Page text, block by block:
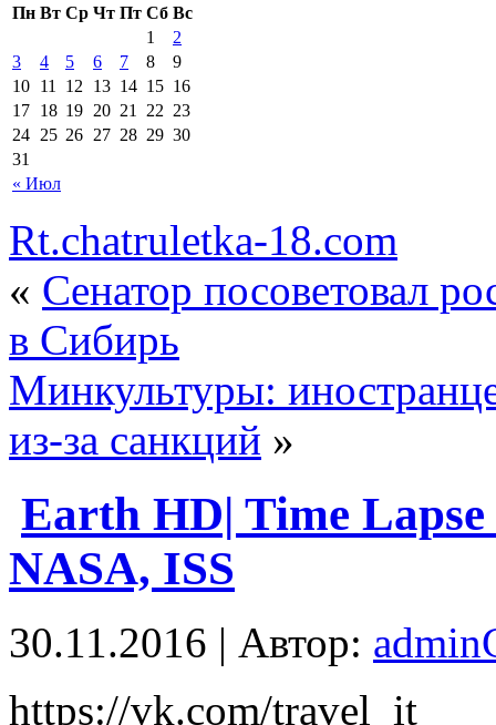
Пн Вт Ср Чт Пт Сб Вс
« Июл
1
2
3
4 5 6 7 8
9
10 11 12 13 14 15 16
17 18 19 20 21 22 23
24 25 26 27 28 29 30
31
Rt.chatruletka-18.com
« Сенатор посоветовал
в Сибирь
Минкультуры:
из‑за санкций »
Earth HD| Time
NASA, ISS
30.11.2016 | Автор:
https://vk.com/travel_it